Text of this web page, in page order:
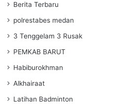
Berita Terbaru
polrestabes medan
3 Tenggelam 3 Rusak
PEMKAB BARUT
Habiburokhman
Alkhairaat
Latihan Badminton